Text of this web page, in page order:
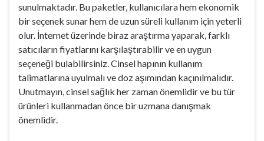
sunulmaktadır. Bu paketler, kullanıcılara hem ekonomik
bir seçenek sunar hem de uzun süreli kullanım için yeterli
olur. İnternet üzerinde biraz araştırma yaparak, farklı
satıcıların fiyatlarını karşılaştırabilir ve en uygun
seçeneği bulabilirsiniz. Cinsel hapının kullanım
talimatlarına uyulmalı ve doz aşımından kaçınılmalıdır.
Unutmayın, cinsel sağlık her zaman önemlidir ve bu tür
ürünleri kullanmadan önce bir uzmana danışmak
önemlidir.